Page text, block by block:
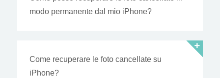
modo permanente dal mio iPhone?
Come recuperare le foto cancellate su
iPhone?